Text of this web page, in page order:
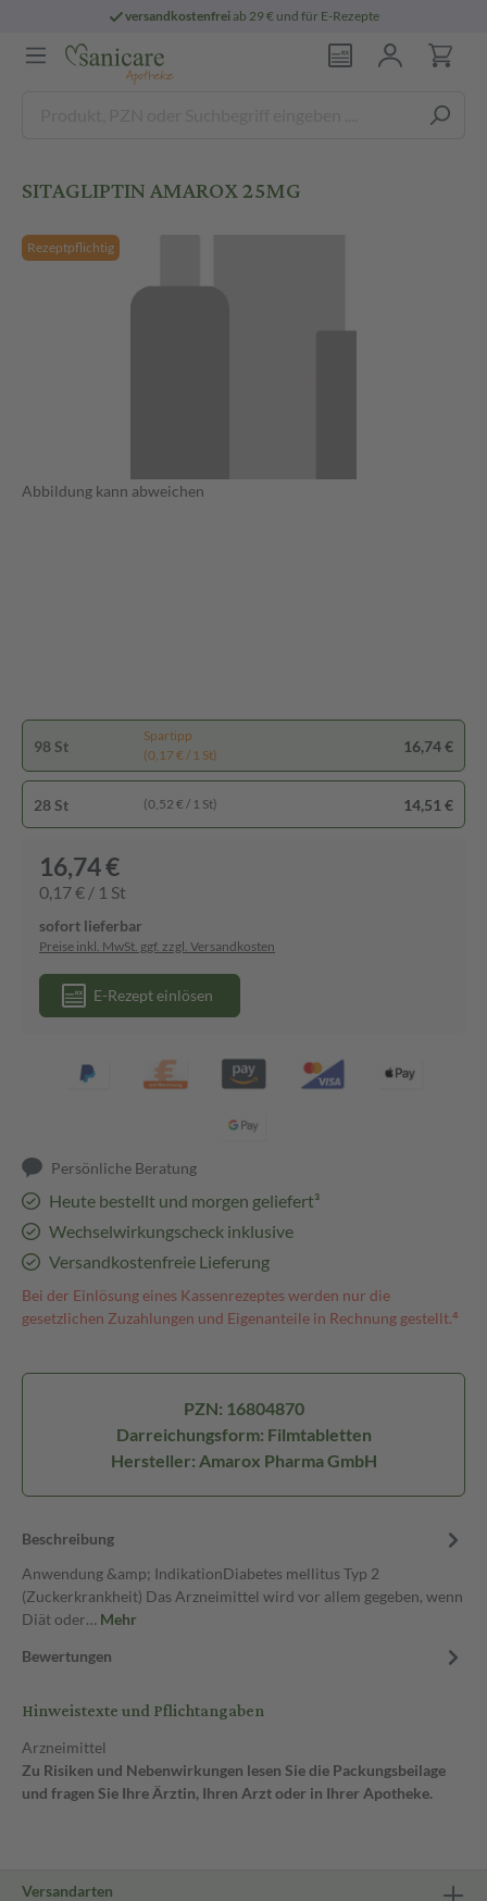
versandkostenfreiab 29 € und für E-Rezepte
SITAGLIPTIN AMAROX 25MG
Rezeptpflichtig
Abbildung kann abweichen
98 St
Spartipp
(0,17 € / 1 St)
16,74 €
28 St (0,52 € / 1 St) 14,51 €
16,74 €
0,17 € / 1 St
sofort lieferbar
Preise inkl. MwSt. ggf. zzgl. Versandkosten
E-Rezept einlösen
Persönliche Beratung
Heute bestellt und morgen geliefert³
Wechselwirkungscheck inklusive
Versandkostenfreie Lieferung
Bei der Einlösung eines Kassenrezeptes werden nur die
gesetzlichen Zuzahlungen und Eigenanteile in Rechnung gestellt.⁴
PZN: 16804870
Darreichungsform: Filmtabletten
Hersteller: Amarox Pharma GmbH
Beschreibung
Anwendung &amp; IndikationDiabetes mellitus Typ 2
(Zuckerkrankheit) Das Arzneimittel wird vor allem gegeben, wenn
Diät oder… Mehr
Bewertungen
Hinweistexte und Pflichtangaben
Arzneimittel
Zu Risiken und Nebenwirkungen lesen Sie die Packungsbeilage
und fragen Sie Ihre Ärztin, Ihren Arzt oder in Ihrer Apotheke.
Versandarten